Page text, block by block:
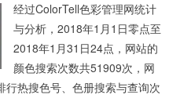
经过ColorTell色彩管理网统计
与分析，2018年1月1日零点至
2018年1月31日24点，网站的
颜色搜索次数共51909次，网
热搜色号、色册搜索与查询次